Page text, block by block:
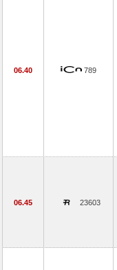
06.40 789
06.45 23603